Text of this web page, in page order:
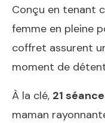
Conçu en tenant
femme en pleine
coffret assurent
moment de
À la clé, 21
maman